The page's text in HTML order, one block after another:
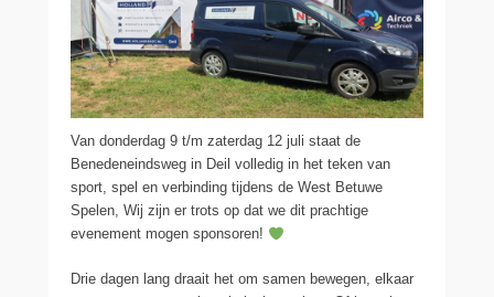
Van donderdag 9 t/m zaterdag 12 juli staat de
Benedeneindsweg in Deil volledig in het teken van
sport, spel en verbinding tijdens de West Betuwe
Spelen, Wij zijn er trots op dat we dit prachtige
evenement mogen sponsoren!
Drie dagen lang draait het om samen bewegen, elkaar